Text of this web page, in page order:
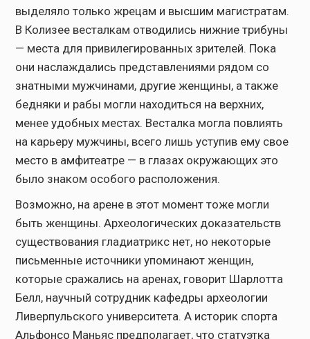
выделяло только жрецам и высшим магистратам.
В Колизее весталкам отводились нижние трибуны
— места для привилегированных зрителей. Пока
они наслаждались представлениями рядом со
знатными мужчинами, другие женщины, а также
бедняки и рабы могли находиться на верхних,
менее удобных местах. Весталка могла повлиять
на карьеру мужчины, всего лишь уступив ему свое
место в амфитеатре — в глазах окружающих это
было знаком особого расположения.
Возможно, на арене в этот момент тоже могли
быть женщины. Археологических доказательств
существования гладиатрикс нет, но некоторые
письменные источники упоминают женщин,
которые сражались на аренах, говорит Шарлотта
Белл, научный сотрудник кафедры археологии
Ливерпульского университета. А историк спорта
Альфонсо Маньяс предполагает, что статуэтка